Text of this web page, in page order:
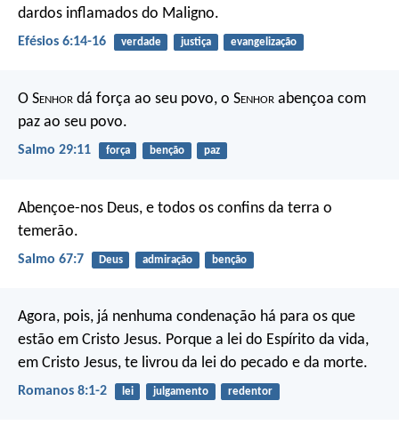
dardos inflamados do Maligno.
Efésios 6:14-16 verdade justiça evangelização
O Senhor dá força ao seu povo, o Senhor abençoa com
paz ao seu povo.
Salmo 29:11 força benção paz
Abençoe-nos Deus, e todos os confins da terra o
temerão.
Salmo 67:7 Deus admiração benção
Agora, pois, já nenhuma condenação há para os que
estão em Cristo Jesus. Porque a lei do Espírito da vida,
em Cristo Jesus, te livrou da lei do pecado e da morte.
Romanos 8:1-2 lei julgamento redentor